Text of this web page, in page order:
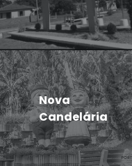
Nova
Candelária